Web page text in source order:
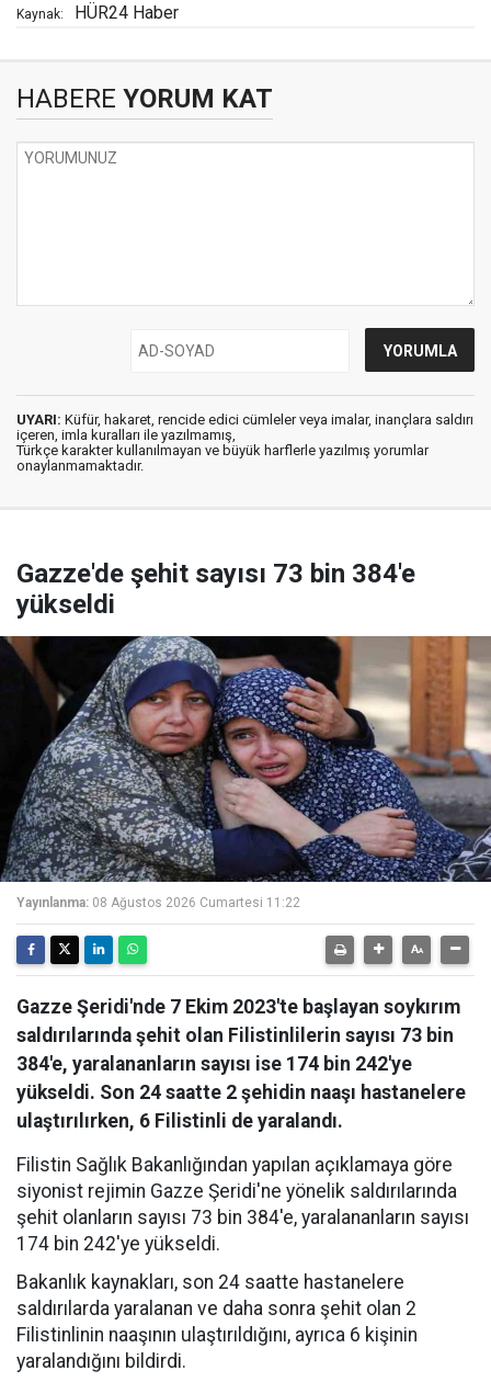
Kaynak: HÜR24 Haber
HABERE YORUM KAT
UYARI: Küfür, hakaret, rencide edici cümleler veya imalar, inançlara saldırı
içeren, imla kuralları ile yazılmamış,
Türkçe karakter kullanılmayan ve büyük harflerle yazılmış yorumlar
onaylanmamaktadır.
Gazze'de şehit sayısı 73 bin 384'e
yükseldi
Yayınlanma: 08 Ağustos 2026 Cumartesi 11:22
Gazze Şeridi'nde 7 Ekim 2023'te başlayan soykırım
saldırılarında şehit olan Filistinlilerin sayısı 73 bin
384'e, yaralananların sayısı ise 174 bin 242'ye
yükseldi. Son 24 saatte 2 şehidin naaşı hastanelere
ulaştırılırken, 6 Filistinli de yaralandı.
Filistin Sağlık Bakanlığından yapılan açıklamaya göre
siyonist rejimin Gazze Şeridi'ne yönelik saldırılarında
şehit olanların sayısı 73 bin 384'e, yaralananların sayısı
174 bin 242'ye yükseldi.
Bakanlık kaynakları, son 24 saatte hastanelere
saldırılarda yaralanan ve daha sonra şehit olan 2
Filistinlinin naaşının ulaştırıldığını, ayrıca 6 kişinin
yaralandığını bildirdi.